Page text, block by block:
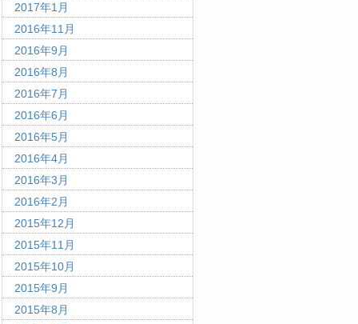
2017年1月
2016年11月
2016年9月
2016年8月
2016年7月
2016年6月
2016年5月
2016年4月
2016年3月
2016年2月
2015年12月
2015年11月
2015年10月
2015年9月
2015年8月